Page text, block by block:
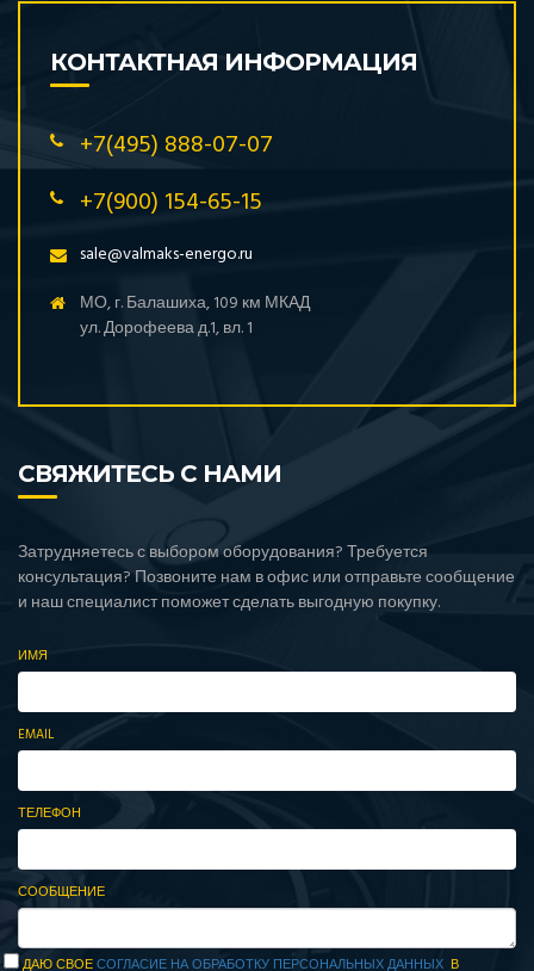
КОНТАКТНАЯ ИНФОРМАЦИЯ
+7(495) 888-07-07
+7(900) 154-65-15
sale@valmaks-energo.ru
МО, г. Балашиха, 109 км МКАД
ул. Дорофеева д.1, вл. 1
СВЯЖИТЕСЬ С НАМИ
Затрудняетесь с выбором оборудования? Требуется
консультация? Позвоните нам в офис или отправьте сообщение
и наш специалист поможет сделать выгодную покупку.
ИМЯ
EMAIL
ТЕЛЕФОН
СООБЩЕНИЕ
ДАЮ СВОЕСОГЛАСИЕ НА ОБРАБОТКУ ПЕРСОНАЛЬНЫХ ДАННЫХ В